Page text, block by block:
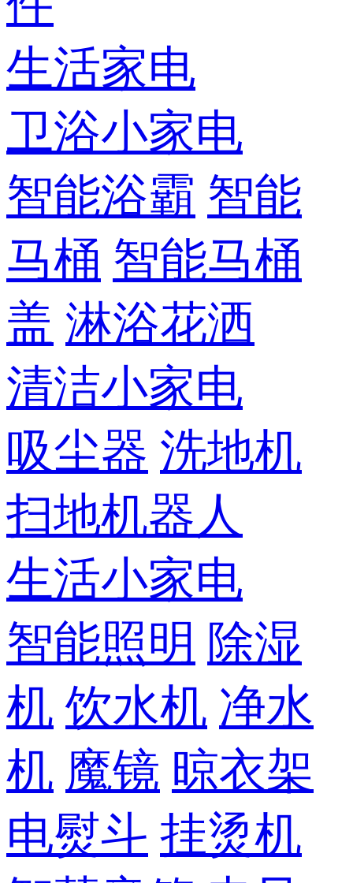
生活家电
卫浴小家电
智能浴霸 智能
马桶 智能马桶
盖 淋浴花洒
清洁小家电
吸尘器 洗地机
扫地机器人
生活小家电
智能照明 除湿
机 饮水机 净水
机 魔镜 晾衣架
电熨斗 挂烫机